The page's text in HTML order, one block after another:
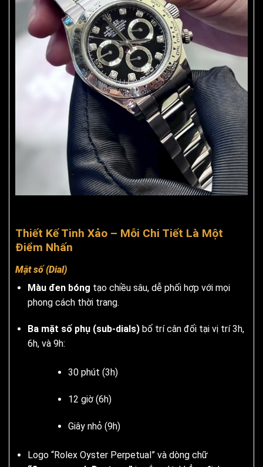
Thiết Kế Tinh Xảo – Mỗi Chi Tiết Là Một
Điểm Nhấn
Mặt số (Dial)
Màu đen bóng tạo chiều sâu, dễ phối hợp với mọi
phong cách thời trang.
Ba mặt số phụ (sub-dials)bố trí cân đối tại vị trí 3h,
6h, và 9h:
30 phút (3h)
12 giờ (6h)
Giây nhỏ (9h)
Logo “Rolex Oyster Perpetual” và dòng chữ